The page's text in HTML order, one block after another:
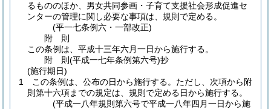
るもののほか、男女共同参画・子育て支援社会形成促進セ
ンターの管理に関し必要な事項は、規則で定める。
(平一七条例六・一部改正)
附 則
この条例は、平成十三年六月一日から施行する。
附 則(平成一七年条例第六号)抄
(施行期日)
1
この条例は、公布の日から施行する。 ただし、次項から附
則第十六項までの規定は、規則で定める日から施行する。
(平成一八年規則第六号で平成一八年四月一日から施